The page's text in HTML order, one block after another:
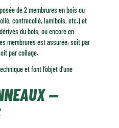
de 2 membrures en bois ou
contrecollé, lamibois, etc.) et
du bois, ou encore en
membrures est assurée, soit par
par collage.
et font l’objet d’une
—